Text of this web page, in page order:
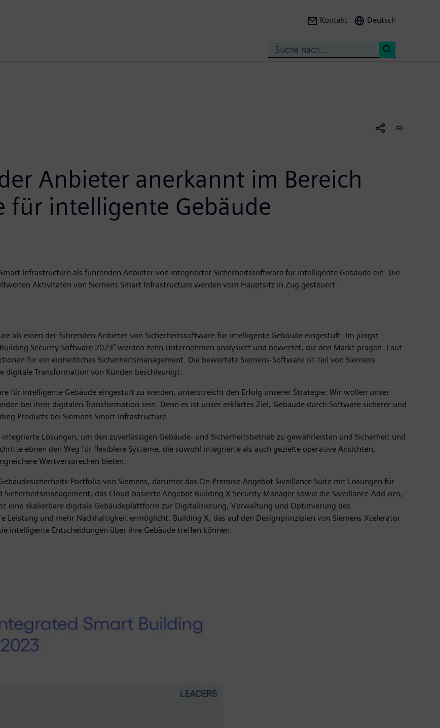
Kontakt Deutsch
Anbieter anerkannt im Bereich
für intelligente Gebäude
Infrastructure als führenden Anbieter von integrierter Sicherheitssoftware für intelligente Gebäude ein. Die
Aktivitäten von Siemens Smart Infrastructure werden vom Hauptsitz in Zug gesteuert.
als einen der führenden Anbieter von Sicherheitssoftware für intelligente Gebäude eingestuft. Im jüngst
Security Software 2023“ werden zehn Unternehmen analysiert und bewertet, die den Markt prägen. Laut
für ein einheitliches Sicherheitsmanagement. Die bewertete Siemens-Software ist Teil von Siemens
Transformation von Kunden beschleunigt.
für intelligente Gebäude eingestuft zu werden, unterstreicht den Erfolg unserer Strategie: Wir wollen unser
bei ihrer digitalen Transformation sein. Denn es ist unser erklärtes Ziel, Gebäude durch Software sicherer und
Products bei Siemens Smart Infrastructure.
Lösungen, um den zuverlässigen Gebäude- und Sicherheitsbetrieb zu gewährleisten und Sicherheit und
ebnen den Weg für flexiblere Systeme, die sowohl integrierte als auch gezielte operative Ansichten,
Wertversprechen bieten.
Portfolio von Siemens, darunter das On-Premise-Angebot Siveillance Suite mit Lösungen für
das Cloud-basierte Angebot Building X Security Manager sowie die Siveillance-Add-ons,
eine skalierbare digitale Gebäudeplattform zur Digitalisierung, Verwaltung und Optimierung des
Leistung und mehr Nachhaltigkeit ermöglicht. Building X, das auf den Designprinzipien von Siemens Xcelerator
intelligente Entscheidungen über ihre Gebäude treffen können.